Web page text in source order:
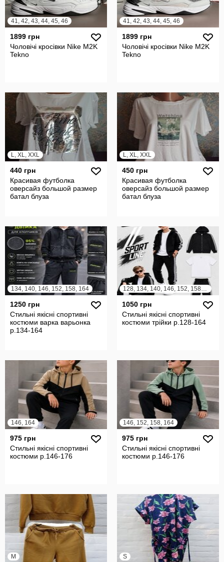
41, 42, 43, 44, 45, 46
1899 грн
Чоловічі кросівки Nike M2K
Tekno
41, 42, 43, 44, 45, 46
1899 грн
Чоловічі кросівки Nike M2K
Tekno
L, XL, XXL
440 грн
Красивая футболка
оверсайз большой размер
батал блуза
L, XL, XXL
450 грн
Красивая футболка
оверсайз большой размер
батал блуза
134, 140, 146, 152, 158, 164
1250 грн
Стильні якісні спортивні
костюми варка варьонка
р.134-164
128, 134, 140, 146, 152, 158, 164
1050 грн
Стильні якісні спортивні
костюми трійки р.128-164
146, 164
975 грн
Стильні якісні спортивні
костюми р.146-176
146, 152, 158, 164
975 грн
Стильні якісні спортивні
костюми р.146-176
M S